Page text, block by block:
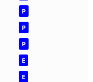
P
P
P
E
E